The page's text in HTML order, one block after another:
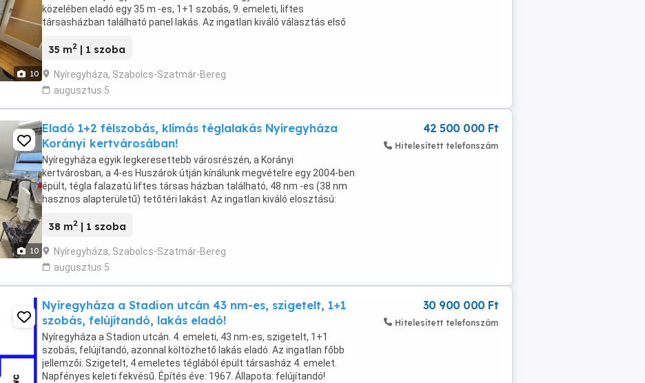
10
közelében eladó egy 35 m -es, 1+1 szobás, 9. emeleti, liftes
társasházban található panel lakás. Az ingatlan kiváló választás első
35 m2 | 1 szoba
Nyíregyháza, Szabolcs-Szatmár-Bereg
augusztus 5
10
Eladó 1+2 félszobás, klímás téglalakás Nyíregyháza
Korányi kertvárosában!
Nyíregyháza egyik legkeresettebb városrészén, a Korányi
kertvárosban, a 4-es Huszárok útján kínálunk megvételre egy 2004-ben
épült, tégla falazatú liftes társas házban található, 48 nm -es (38 nm
hasznos alapterületű) tetőtéri lakást. Az ingatlan kiváló elosztású:
38 m2 | 1 szoba
Nyíregyháza, Szabolcs-Szatmár-Bereg
augusztus 5
42 500 000 Ft
Hitelesített telefonszám
Nyíregyháza a Stadion utcán 43 nm-es, szigetelt, 1+1
szobás, felújítandó, lakás eladó!
Nyíregyháza a Stadion utcán. 4. emeleti, 43 nm-es, szigetelt, 1+1
szobás, felújítandó, azonnal költözhető lakás eladó. Az ingatlan főbb
jellemzői: Szigetelt, 4 emeletes téglából épült társasház 4. emelet.
Napfényes keleti fekvésű. Építés éve: 1967. Állapota: felújítandó!
30 900 000 Ft
Hitelesített telefonszám